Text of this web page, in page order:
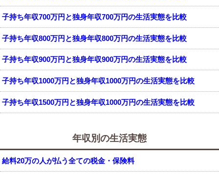
子持ち年収700万円と独身年収700万円の生活実態を比較
子持ち年収800万円と独身年収800万円の生活実態を比較
子持ち年収900万円と独身年収900万円の生活実態を比較
子持ち年収1000万円と独身年収1000万円の生活実態を比較
子持ち年収1500万円と独身年収1000万円の生活実態を比較
年収別の生活実態
給料20万の人が払う全ての税金・保険料